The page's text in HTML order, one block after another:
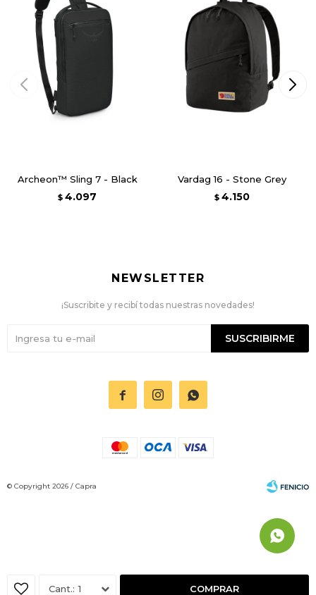
1 COMPRAR
Archeon™ Sling 7 - Black
$ 4.097
Vardag 16 - Stone Grey
$ 4.150
  
NEWSLETTER
¡Suscribite y recibí todas nuestras novedades!
SUSCRIBIRME
© Copyright 2026 / Capra